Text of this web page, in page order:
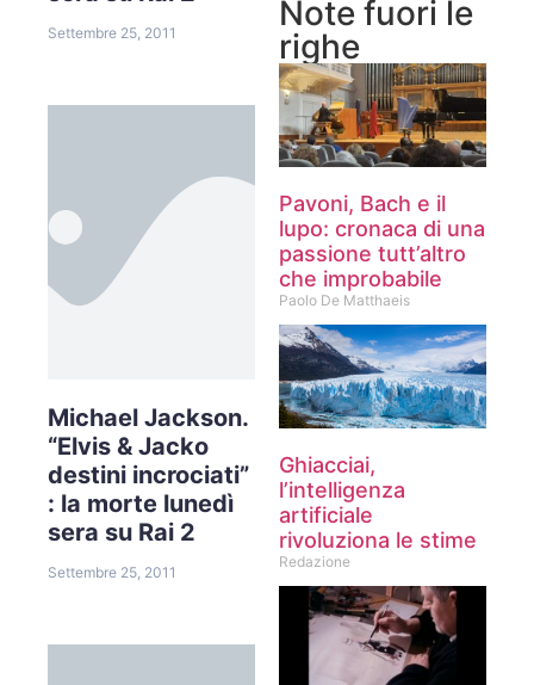
Settembre 25, 2011
Michael Jackson.
“Elvis & Jacko
destini incrociati”
: la morte lunedì
sera su Rai 2
Settembre 25, 2011
Note fuori le
righe
Pavoni, Bach e il
lupo: cronaca di una
passione tutt’altro
che improbabile
Paolo De Matthaeis
Ghiacciai,
l’intelligenza
artificiale
rivoluziona le stime
Redazione